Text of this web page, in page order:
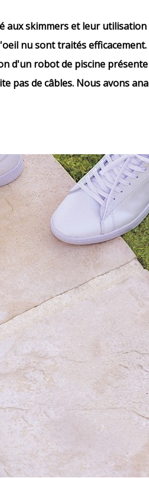
aux skimmers et leur utilisation
nu sont traités efficacement.
d'un robot de piscine présente
pas de câbles. Nous avons